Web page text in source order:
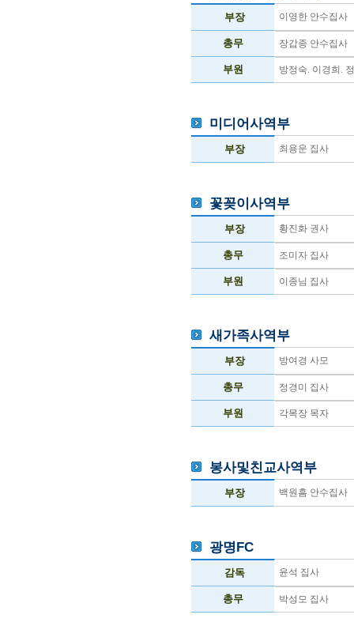
부장 이영한 안수집사
총무 장갑종 안수집사
부원 방정숙. 이경희.
미디어사역부
부장 최용운 집사
꽃꽂이사역부
부장 황진화 권사
총무 조미자 집사
부원 이종님 집사
새가족사역부
부장 방여경 사모
총무 정경미 집사
부원 각목장 목자
봉사및친교사역부
부장 백원흠 안수집사
광명FC
감독 윤석 집사
총무 박성모 집사